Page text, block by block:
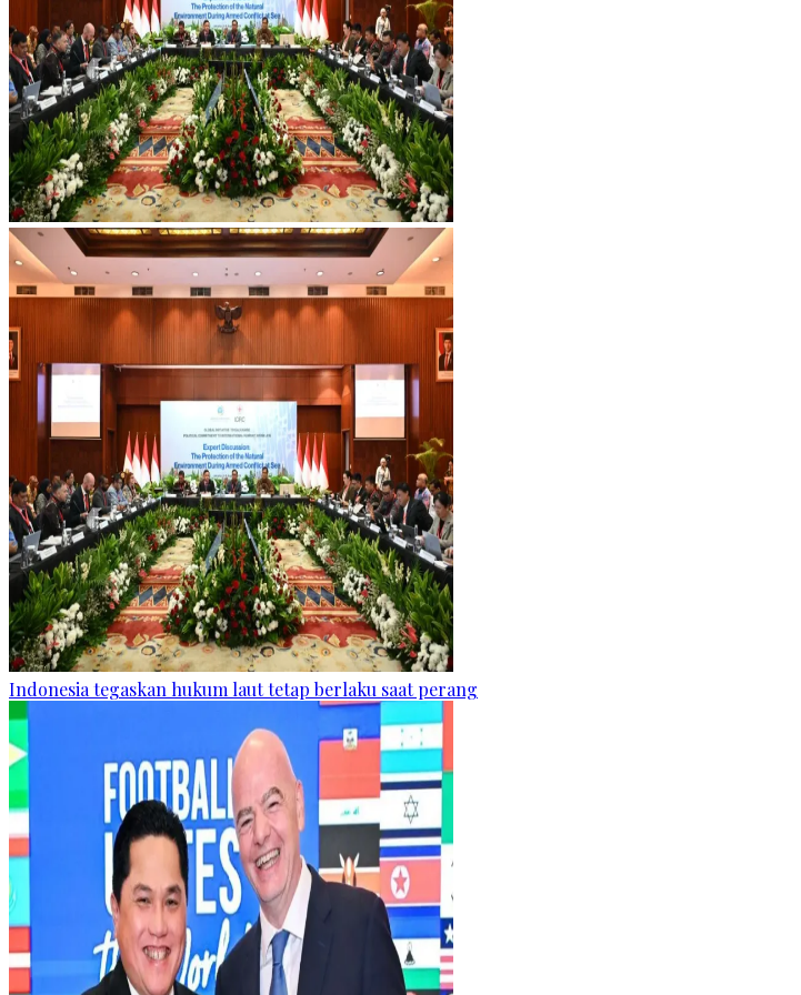
Indonesia tegaskan hukum laut tetap berlaku saat perang